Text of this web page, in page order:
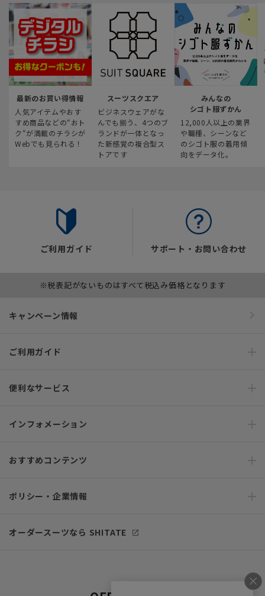
最新のお買い得情報
人気アイテムやおす
すめ商品などの“おト
ク“が満載のチラシが
Webでも見られる！
スーツスクエア
ビジネスウェアがな
んでも揃う、4つのブ
ランドが一体となっ
た新感覚の複合型ス
トアです
みんなの
シゴト服ずかん
12,000人以上の業界
や職種、シーンなど
のシゴト服の着用傾
向をデータ化。
ご利用ガイド サポート・お問い合わせ
※税表記がないものはすべて税込み価格となります
キャンペーン情報
ご利用ガイド
便利なサービス
インフォメーション
おすすめコンテンツ
ポリシー・企業情報
オーダースーツなら SHITATE